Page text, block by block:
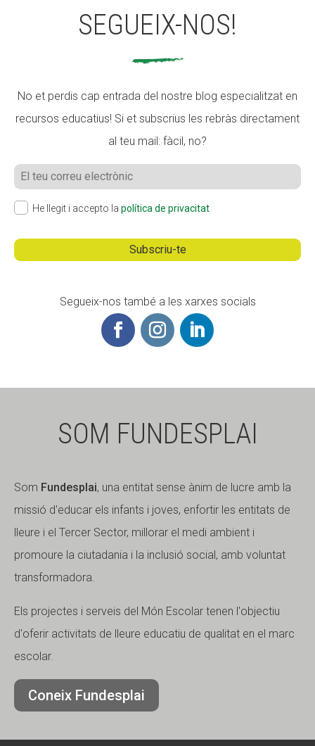
SEGUEIX-NOS!
No et perdis cap entrada del nostre blog especialitzat en
recursos educatius! Si et subscrius les rebràs directament
al teu mail: fàcil, no?
He llegit i accepto la política de privacitat
Segueix-nos també a les xarxes socials
SOM FUNDESPLAI
Som Fundesplai, una entitat sense ànim de lucre amb la
missió d'educar els infants i joves, enfortir les entitats de
lleure i el Tercer Sector, millorar el medi ambient i
promoure la ciutadania i la inclusió social, amb voluntat
transformadora.
Els projectes i serveis del Món Escolar tenen l'objectiu
d'oferir activitats de lleure educatiu de qualitat en el marc
escolar.
Coneix Fundesplai